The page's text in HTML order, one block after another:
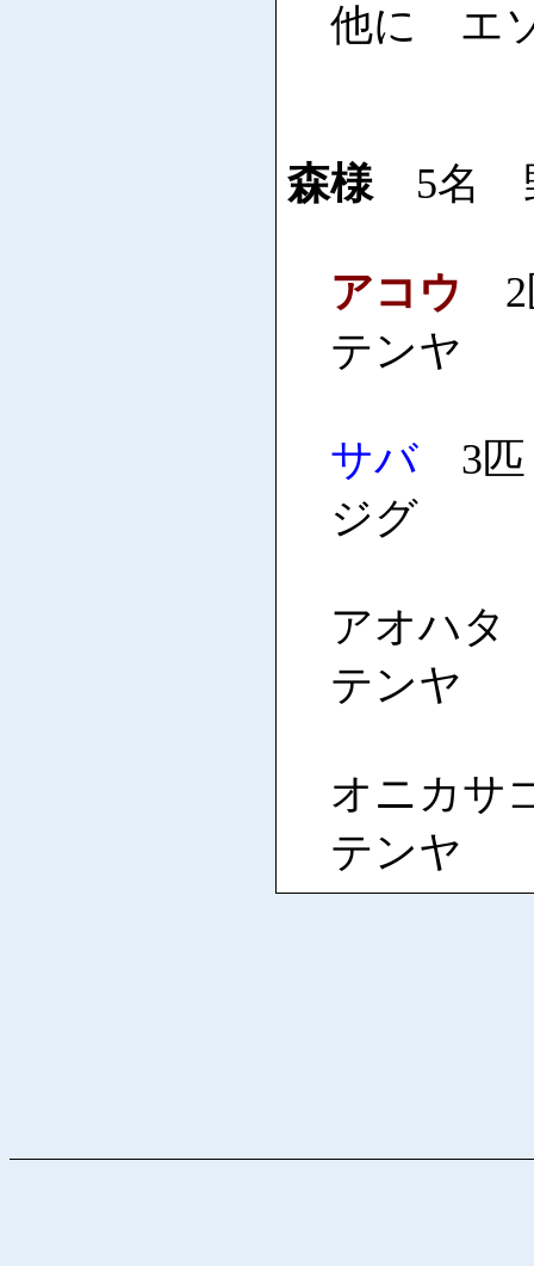
他に エ
森様5名
アコウ 2
テンヤ
サバ 3匹
ジグ
アオハタ
テンヤ
オニカサ
テンヤ